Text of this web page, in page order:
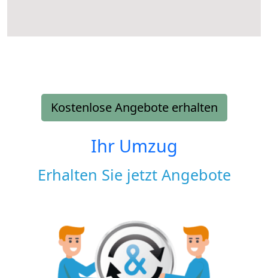
Kostenlose Angebote erhalten
Ihr Umzug
Erhalten Sie jetzt Angebote